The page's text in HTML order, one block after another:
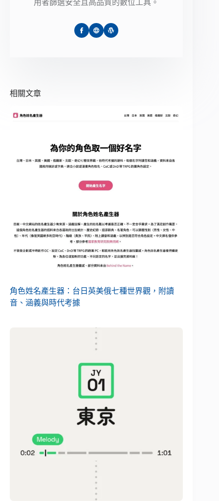
用者篩選安全且高品質的數位工具。
相關文章
角色姓名產生器：台日英美俄七種世界觀，附讀
音、涵義與時代考據